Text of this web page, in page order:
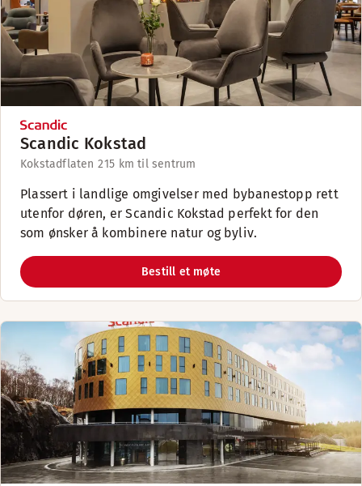
Scandic Kokstad
Kokstadflaten 215 km til sentrum
Plassert i landlige omgivelser med bybanestopp rett
utenfor døren, er Scandic Kokstad perfekt for den
som ønsker å kombinere natur og byliv.
Bestill et møte